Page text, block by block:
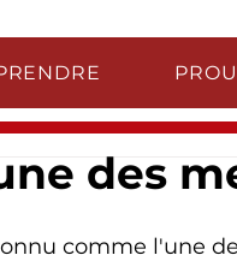
des
comme l'une